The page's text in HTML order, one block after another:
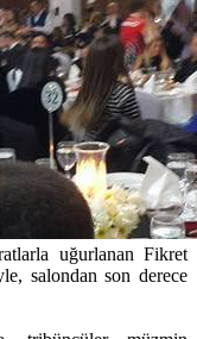
uğurlanan Fikret
salondan son derece